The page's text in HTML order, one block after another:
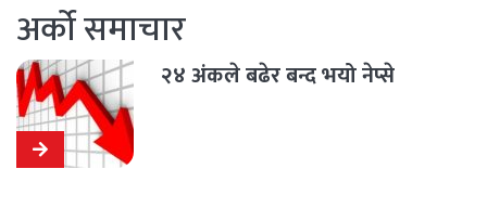
अर्को समाचार
२४ अंकले बढेर बन्द भयो नेप्से